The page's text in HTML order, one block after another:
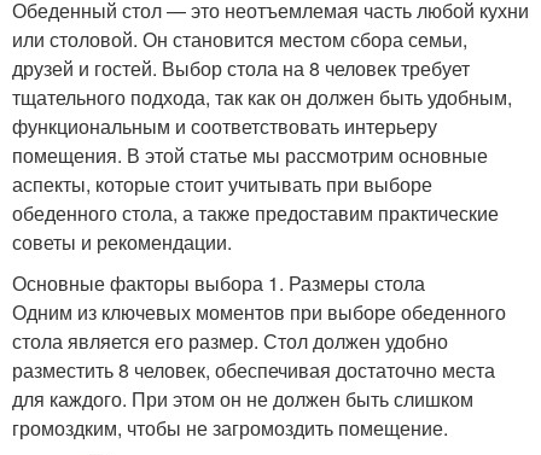
Обеденный стол — это неотъемлемая часть любой кухни
или столовой. Он становится местом сбора семьи,
друзей и гостей. Выбор стола на 8 человек требует
тщательного подхода, так как он должен быть удобным,
функциональным и соответствовать интерьеру
помещения. В этой статье мы рассмотрим основные
аспекты, которые стоит учитывать при выборе
обеденного стола, а также предоставим практические
советы и рекомендации.
Основные факторы выбора 1. Размеры стола
Одним из ключевых моментов при выборе обеденного
стола является его размер. Стол должен удобно
разместить 8 человек, обеспечивая достаточно места
для каждого. При этом он не должен быть слишком
громоздким, чтобы не загромоздить помещение.